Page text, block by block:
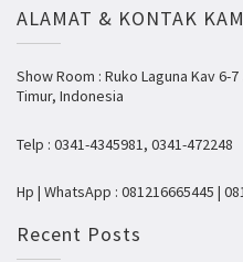
ALAMAT & KONTAK
Show Room : Ruko Laguna Kav 6-
Timur, Indonesia
Telp : 0341-4345981, 0341-472248
Hp | WhatsApp : 081216665445 |
Recent Posts